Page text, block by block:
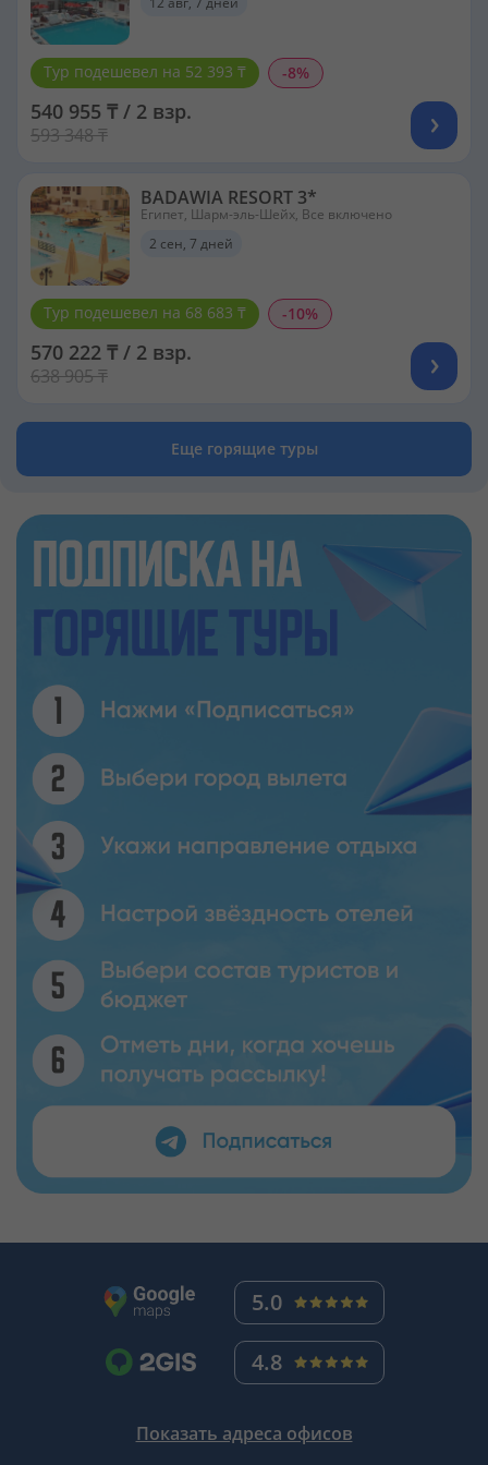
Тур подешевел на 52 393 ₸ -8%
540 955 ₸ / 2 взр.
593 348 ₸
BADAWIA RESORT 3*
Египет, Шарм-эль-Шейх, Все включено
2 сен, 7 дней
Тур подешевел на 68 683 ₸ -10%
570 222 ₸ / 2 взр.
638 905 ₸
Еще горящие туры
5.0
4.8
Показать адреса офисов